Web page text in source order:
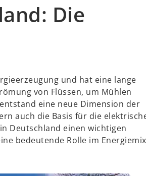
Die
und hat eine lange
von Flüssen, um Mühlen
eine neue Dimension der
auch die Basis für die
Deutschland einen wichtigen
bedeutende Rolle im Energiemix